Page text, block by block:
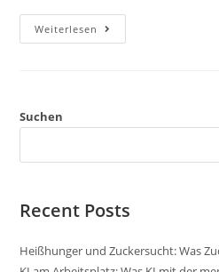
Weiterlesen Pilates
Und
Suchen
Recent Posts
Heißhunger und Zuckersucht: Was